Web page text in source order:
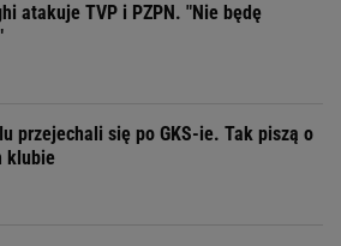
atakuje TVP i PZPN. "Nie będę
przejechali się po GKS-ie. Tak piszą o
klubie